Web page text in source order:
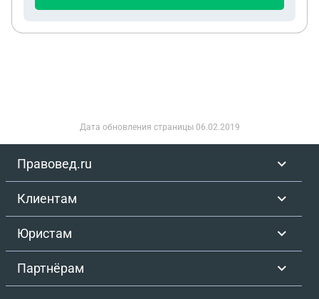
Дата обновления страницы 06.02.2019
Правовед.ru
Клиентам
Юристам
Партнёрам